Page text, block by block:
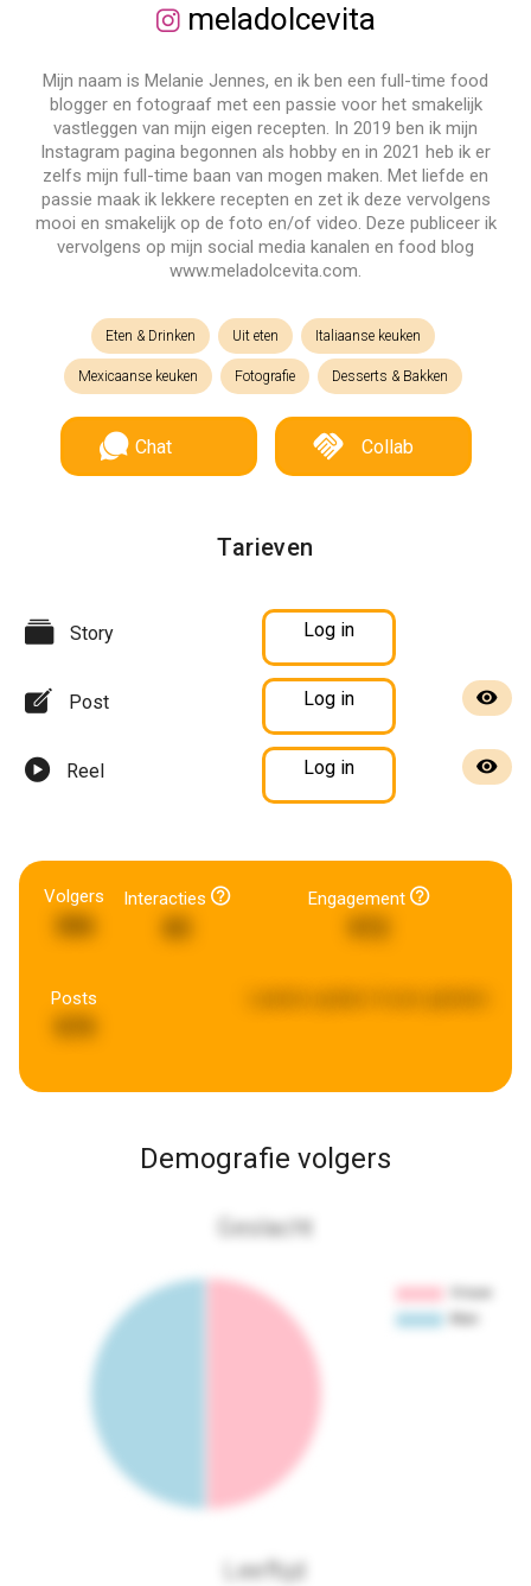
meladolcevita
Mijn naam is Melanie Jennes, en ik ben een full-time food
blogger en fotograaf met een passie voor het smakelijk
vastleggen van mijn eigen recepten. In 2019 ben ik mijn
Instagram pagina begonnen als hobby en in 2021 heb ik er
zelfs mijn full-time baan van mogen maken. Met liefde en
passie maak ik lekkere recepten en zet ik deze vervolgens
mooi en smakelijk op de foto en/of video. Deze publiceer ik
vervolgens op mijn social media kanalen en food blog
www.meladolcevita.com.
Eten & Drinken Uit eten Italiaanse keuken
Mexicaanse keuken Fotografie Desserts & Bakken
Chat Collab
Tarieven
Story Log in
Post Log in
Reel Log in
Volgers
306
Interacties Engagement
Posts
Demografie volgers
Geslacht
Leeftijd